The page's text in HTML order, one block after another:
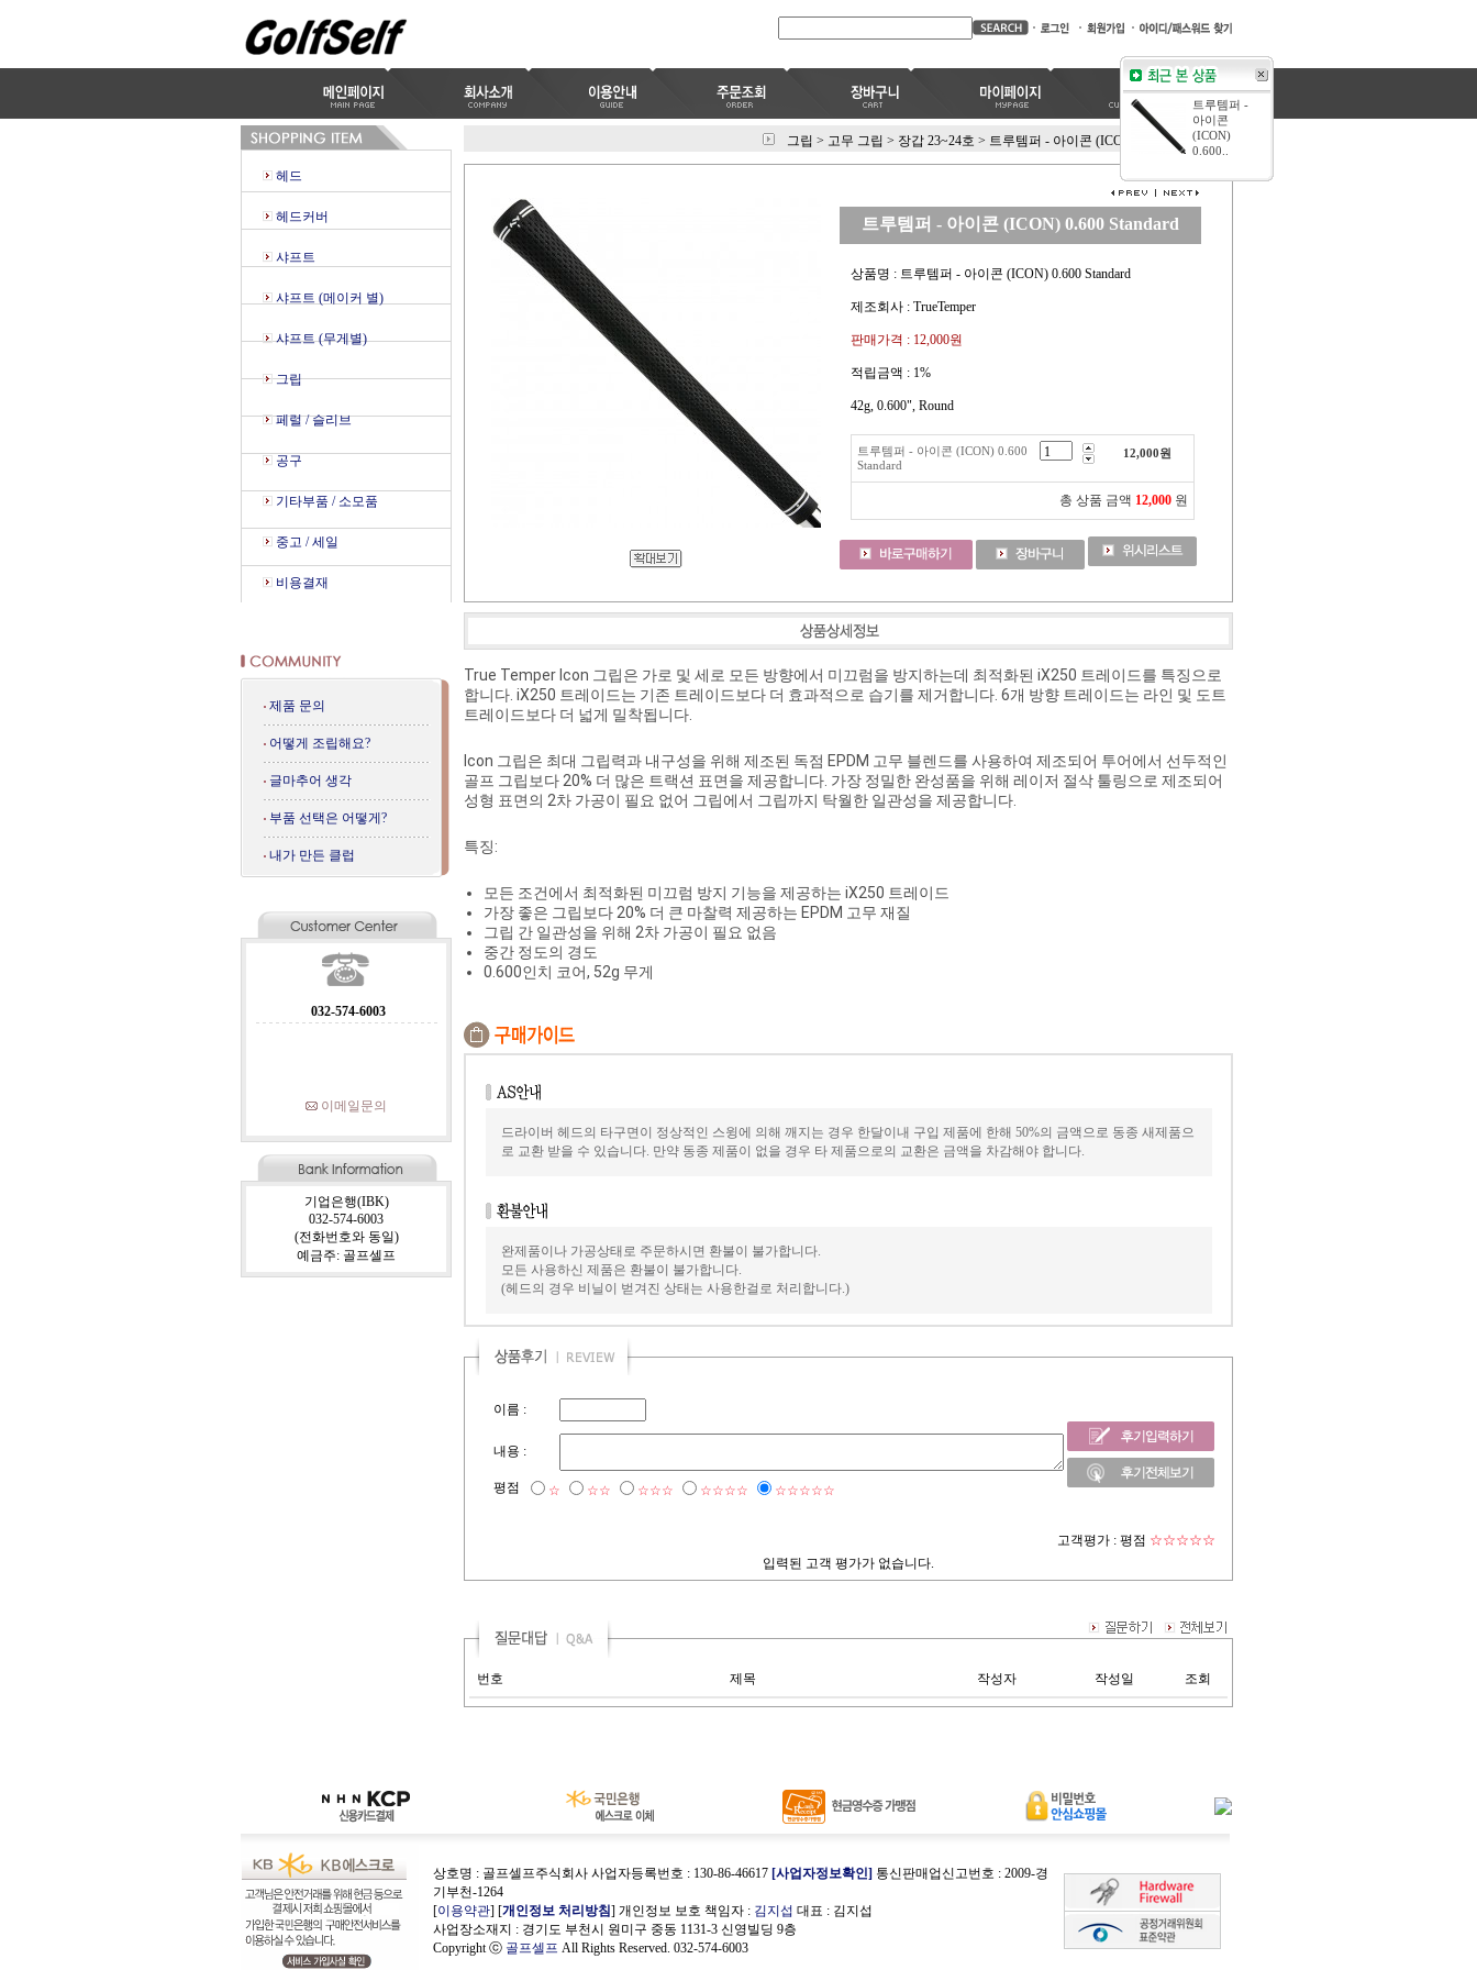
헤드
헤드커버
샤프트
샤프트 (메이커 별)
샤프트 (무게별)
그립
페럴 / 슬리브
공구
기타부품 / 소모품
중고 / 세일
비용결재
제품 문의
어떻게 조립해요?
글마추어 생각
부품 선택은 어떻게?
내가 만든 클럽
032-574-6003
이메일문의
기업은행(IBK)
032-574-6003
(전화번호와 동일)
예금주: 골프셀프
그립 > 고무 그립 > 장갑 23~24호 > 트루템퍼 - 아이콘 (ICON) 0.600 Standard
트루템퍼 - 아이콘 (ICON) 0.600 Standard
상품명 : 트루템퍼 - 아이콘 (ICON) 0.600 Standard
제조회사 : TrueTemper
판매가격 : 12,000원
적립금액 : 1%
42g, 0.600", Round
트루템퍼 - 아이콘 (ICON) 0.600
Standard
12,000원
총 상품 금액 12,000 원
True Temper Icon 그립은 가로 및 세로 모든 방향에서 미끄럼을 방지하는데 최적화된 iX250 트레이드를 특징으로
합니다. iX250 트레이드는 기존 트레이드보다 더 효과적으로 습기를 제거합니다. 6개 방향 트레이드는 라인 및 도트
트레이드보다 더 넓게 밀착됩니다.
Icon 그립은 최대 그립력과 내구성을 위해 제조된 독점 EPDM 고무 블렌드를 사용하여 제조되어 투어에서 선두적인
골프 그립보다 20% 더 많은 트랙션 표면을 제공합니다. 가장 정밀한 완성품을 위해 레이저 절삭 툴링으로 제조되어
성형 표면의 2차 가공이 필요 없어 그립에서 그립까지 탁월한 일관성을 제공합니다.
특징:
모든 조건에서 최적화된 미끄럼 방지 기능을 제공하는 iX250 트레이드
가장 좋은 그립보다 20% 더 큰 마찰력 제공하는 EPDM 고무 재질
그립 간 일관성을 위해 2차 가공이 필요 없음
중간 정도의 경도
0.600인치 코어, 52g 무게
드라이버 헤드의 타구면이 정상적인 스윙에 의해 깨지는 경우 한달이내 구입 제품에 한해 50%의 금액으로 동종 새제품으
로 교환 받을 수 있습니다. 만약 동종 제품이 없을 경우 타 제품으로의 교환은 금액을 차감해야 합니다.
완제품이나 가공상태로 주문하시면 환불이 불가합니다.
모든 사용하신 제품은 환불이 불가합니다.
(헤드의 경우 비닐이 벋겨진 상태는 사용한걸로 처리합니다.)
이름 :
내용 :
평점 ☆ ☆☆ ☆☆☆ ☆☆☆☆ ☆☆☆☆☆
고객평가 : 평점 ☆☆☆☆☆
입력된 고객 평가가 없습니다.
번호 제목 작성자 작성일 조회
상호명 : 골프셀프주식회사 사업자등록번호 : 130-86-46617 [사업자정보확인] 통신판매업신고번호 : 2009-경
기부천-1264
[이용약관] [개인정보 처리방침] 개인정보 보호 책임자 : 김지섭 대표 : 김지섭
사업장소재지 : 경기도 부천시 원미구 중동 1131-3 신영빌딩 9층
Copyright ⓒ 골프셀프 All Rights Reserved. 032-574-6003
트루템퍼 -
아이콘
(ICON)
0.600..